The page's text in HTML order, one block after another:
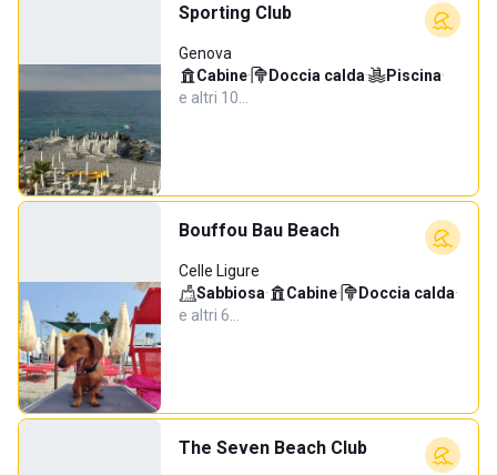
Sporting Club
Genova
Cabine· Doccia calda· Piscina·
e altri 10…
Bouffou Bau Beach
Celle Ligure
Sabbiosa· Cabine· Doccia calda·
e altri 6…
The Seven Beach Club